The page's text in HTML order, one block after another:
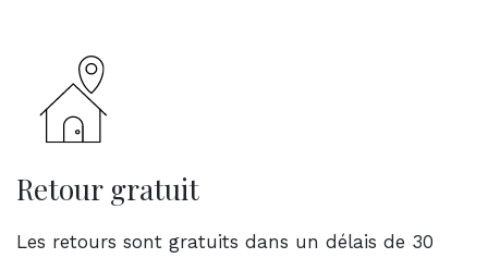
Retour gratuit
Les retours sont gratuits dans un délais de 30